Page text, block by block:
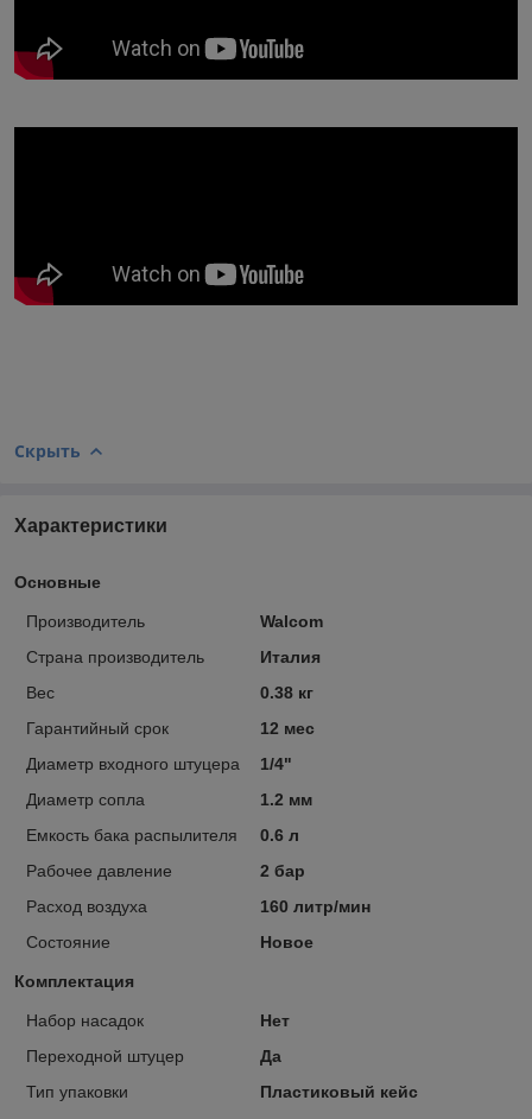
Скрыть
Характеристики
Основные
Производитель
Walcom
Страна производитель
Италия
Вес
0.38 кг
Гарантийный срок
12 мес
Диаметр входного штуцера
1/4"
Диаметр сопла
1.2 мм
Емкость бака распылителя
0.6 л
Рабочее давление
2 бар
Расход воздуха
160 литр/мин
Состояние
Новое
Комплектация
Набор насадок
Нет
Переходной штуцер
Да
Тип упаковки
Пластиковый кейс